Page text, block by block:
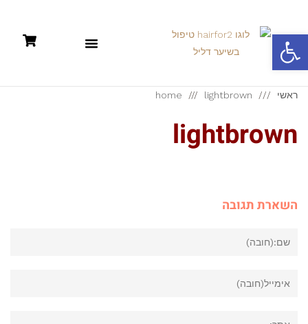
ראשי home lightbrown
lightbrown
השארת תגובה
פתח סרגל נגישות